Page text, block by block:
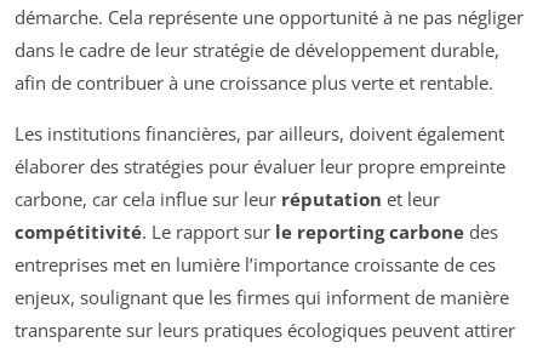
démarche. Cela représente une opportunité à ne pas négliger
dans le cadre de leur stratégie de développement durable,
afin de contribuer à une croissance plus verte et rentable.
Les institutions financières, par ailleurs, doivent également
élaborer des stratégies pour évaluer leur propre empreinte
carbone, car cela influe sur leur réputation et leur
compétitivité. Le rapport sur le reporting carbone des
entreprises met en lumière l’importance croissante de ces
enjeux, soulignant que les firmes qui informent de manière
transparente sur leurs pratiques écologiques peuvent attirer